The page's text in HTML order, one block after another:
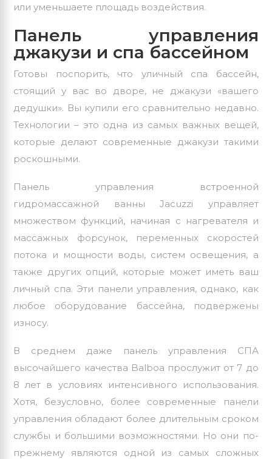
или уменьшаете площадь воздействия.
Панель управления
джакузи и спа бассейном
Готовы поспорить, что уличный спа бассейн,
стоящий у вас во дворе, не джакузи «вашего
дедушки». Вы купили его сравнительно недавно.
Технологии – это одна из самых важных вещей,
которые делают современные джакузи такими
роскошными.
Панель управления встроенной
гидромассажной ванны Jacuzzi управляет
множеством функций, начиная с нагревателя и
массажных форсунок, переменных скоростей
потока и мощности воды, систем освещения, а
также других опций, которые может иметь ваш
личный спа. Эти панели управления, однако, как
любое оборудование бассейна, подвержены
износу.
В среднем даже панель управления СПА
высочайшего качества Balboa прослужит от 7 до
8 лет в условиях интенсивного использования.
Хотя, безусловно, более современные панели
управления обладают более длительным сроком
службы и большими возможностями. Но они по-
прежнему являются одной из самых сложных